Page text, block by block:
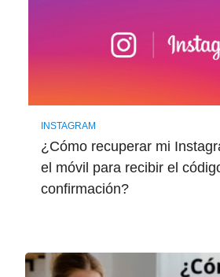
INSTAGRAM
¿Cómo recuperar mi
el móvil para recibir el
confirmación?